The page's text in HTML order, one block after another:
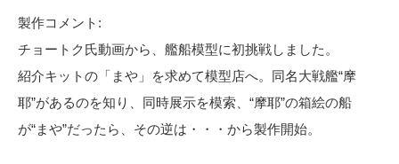
製作コメント:
チョートク氏動画から、艦船模型に初挑戦しました。
紹介キットの「まや」を求めて模型店へ。同名大戦艦“摩
耶”があるのを知り、同時展示を模索、“摩耶”の箱絵の船
が“まや”だったら、その逆は・・・から製作開始。